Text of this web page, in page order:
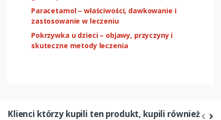
Paracetamol – właściwości, dawkowanie i
zastosowanie w leczeniu
Pokrzywka u dzieci – objawy, przyczyny i
skuteczne metody leczenia
Klienci którzy kupili ten produkt, kupili również